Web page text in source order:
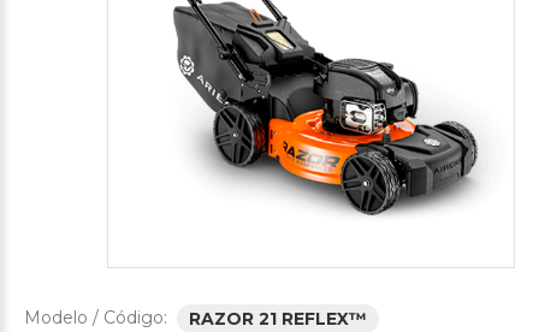
Modelo / Código: RAZOR 21 REFLEX™